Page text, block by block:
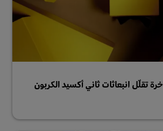
تقلّل انبعاثات ثاني أكسيد الكربون